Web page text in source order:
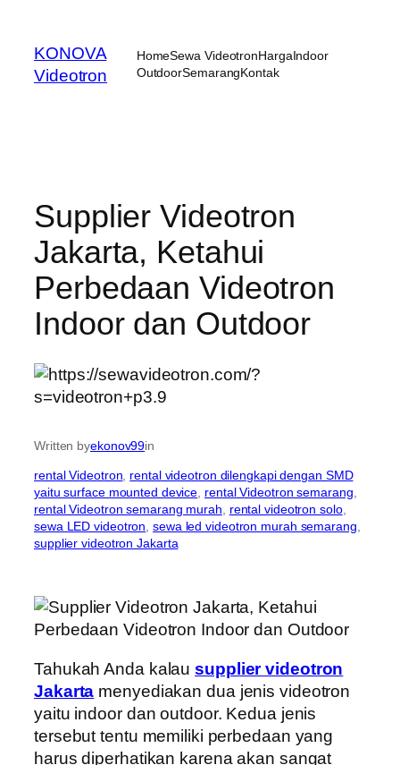
content
KONOVA
Videotron
HomeSewa VideotronHargaIndoor
OutdoorSemarangKontak
Supplier Videotron
Jakarta, Ketahui
Perbedaan Videotron
Indoor dan Outdoor
Written byekonov99in
rental Videotron rental videotron dilengkapi dengan SMD
yaitu surface mounted device rental Videotron semarang
rental Videotron semarang murah
rental videotron solo
sewa LED videotron , sewa led videotron murah semarang
supplier videotron Jakarta
Tahukah Anda kalausupplier videotron
Jakarta menyediakan dua jenis videotron
yaitu indoor dan outdoor. Kedua jenis
tersebut tentu memiliki perbedaan yang
harus diperhatikan karena akan sangat